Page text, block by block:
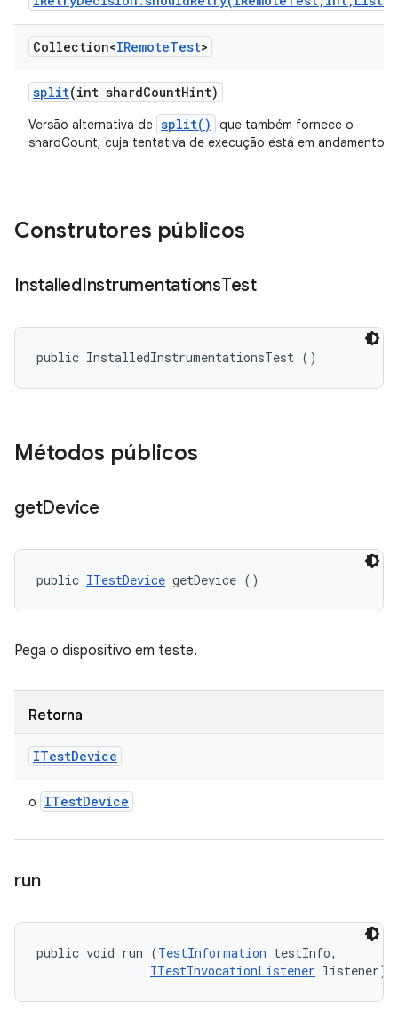
Collection<IRemoteTest>
split(int shardCountHint)
Versão alternativa de split()
que também fornece o
shardCount, cuja tentativa de execução está em andamento.
Construtores públicos
InstalledInstrumentationsTest
public InstalledInstrumentationsTest ()
Métodos públicos
getDevice
public ITestDevice getDevice ()
Pega o dispositivo em teste.
Retorna
ITestDevice
o ITestDevice
run
public void run (TestInformation testInfo,
ITestInvocationListener listener)